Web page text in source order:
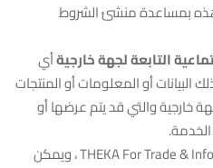
هذه بمساعدة منشئ الشروط
التابعة لجهة خارجيةأي
أو المعلومات أو المنتجات
خارجية والتي قد يتم عرضها أو
إلى THEKA For Trade & Info Sys ، ويمكن